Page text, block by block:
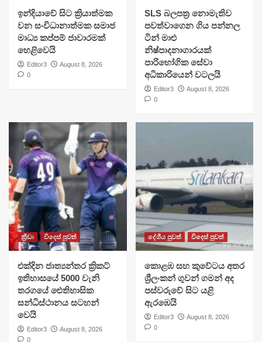
​ඉන්දියාවේ සිට ක්‍රියාත්මක
වන සංවිධානාත්මක සමාජ
මාධ්‍ය කප්පම් ජාවාරමක්
හෙළිවෙයි
Editor3
August 8, 2026
0
SLS බලපත්‍ර නොමැතිව
පවත්වාගෙන ගිය පන්නල
ටින් මාළු
නිෂ්පාදනාගාරයක්
පාරිභෝගික සේවා
අධිකාරියෙන් වටලයි
Editor3
August 8, 2026
0
ක්‍රීඩා විදෙස් පුවත්
එක්දින ජාත්‍යන්තර ක්‍රිකට්
ඉතිහාසයේ 5000 වැනි
තරගයේ ඓතිහාසික
සන්ධිස්ථානය සටහන්
වෙයි
Editor3
August 8, 2026
0
දේශීය පුවත් විදෙස් පුවත්
​කොළඹ සහ කුවේටය අතර
ශ්‍රීලංකන් ගුවන් ගමන් අද
පස්වරුවේ සිට යළි
ඇරඹෙයි
Editor3
August 8, 2026
0